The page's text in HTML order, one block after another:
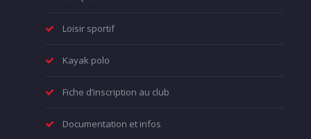
Loisir sportif
Kayak polo
Fiche d’inscription au club
Documentation et infos